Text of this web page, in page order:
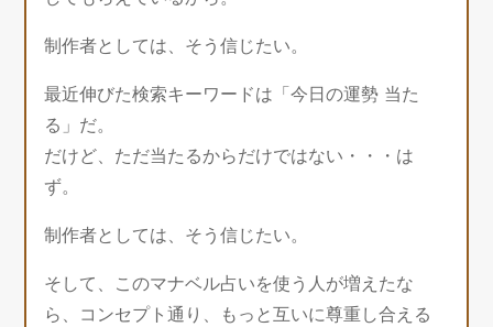
制作者としては、そう信じたい。
最近伸びた検索キーワードは「今日の運勢 当た
る」だ。
だけど、ただ当たるからだけではない・・・は
ず。
制作者としては、そう信じたい。
そして、このマナベル占いを使う人が増えたな
ら、コンセプト通り、もっと互いに尊重し合える